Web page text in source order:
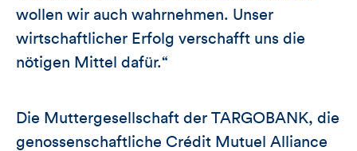
wollen wir auch wahrnehmen. Unser
wirtschaftlicher Erfolg verschafft uns die
nötigen Mittel dafür.“
Die Muttergesellschaft der TARGOBANK, die
genossenschaftliche Crédit Mutuel Alliance